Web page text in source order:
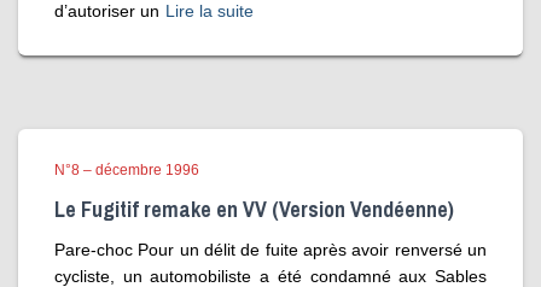
d’autoriser un Lire la suite
N°8 – décembre 1996
Le Fugitif remake en VV (Version Vendéenne)
Pare-choc Pour un délit de fuite après avoir renversé un
cycliste, un automobiliste a été condamné aux Sables